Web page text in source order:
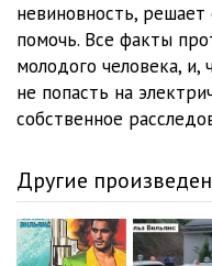
014 Человек в бегах
015 Человек в бегах
016 Человек в бегах
018 Человек в бегах
невиновность, решает
помочь. Все факты
молодого человека, и,
не попасть на
собственное
Другие